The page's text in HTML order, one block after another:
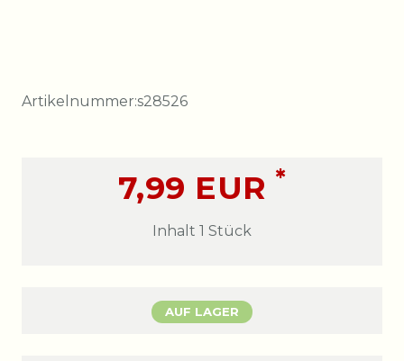
Artikelnummer:s28526
7,99 EUR *
Inhalt 1 Stück
AUF LAGER